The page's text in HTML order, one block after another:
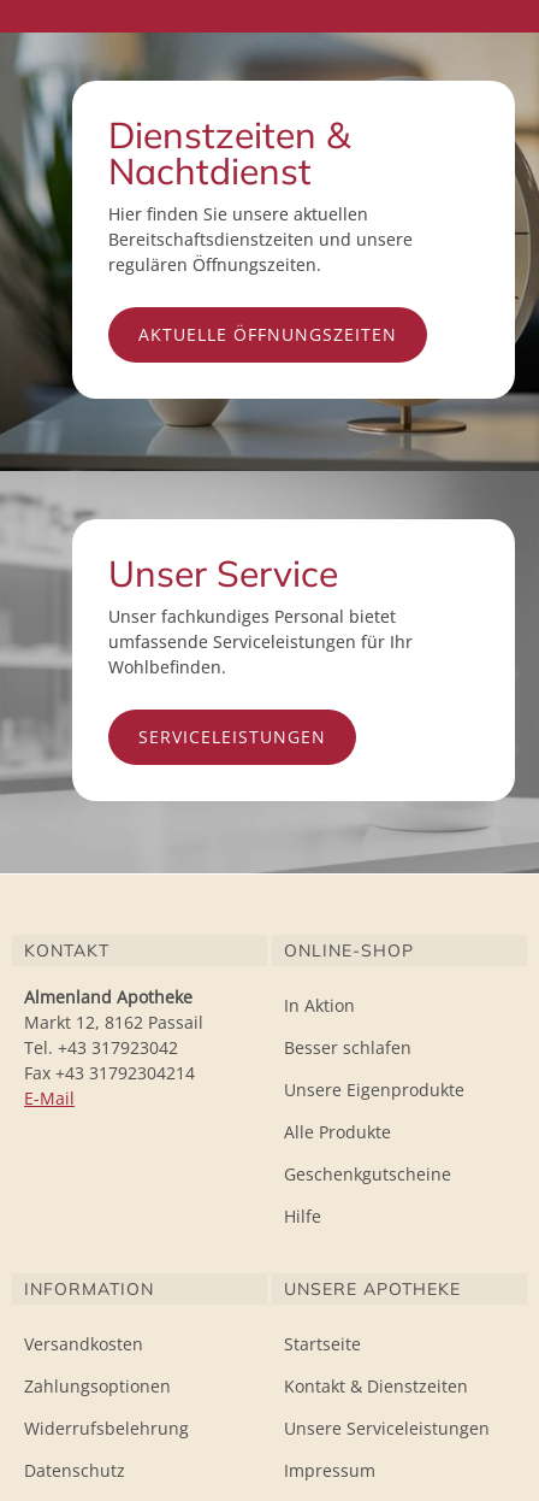
Dienstzeiten &
Nachtdienst
Hier finden Sie unsere aktuellen
Bereitschaftsdienstzeiten und unsere
regulären Öffnungszeiten.
AKTUELLE ÖFFNUNGSZEITEN
Unser Service
Unser fachkundiges Personal bietet
umfassende Serviceleistungen für Ihr
Wohlbefinden.
SERVICELEISTUNGEN
KONTAKT
Almenland Apotheke
Markt 12, 8162 Passail
Tel. +43 317923042
Fax +43 31792304214
E-Mail
ONLINE-SHOP
In Aktion
Besser schlafen
Unsere Eigenprodukte
Alle Produkte
Geschenkgutscheine
Hilfe
INFORMATION
Versandkosten
Zahlungsoptionen
Widerrufsbelehrung
Datenschutz
UNSERE APOTHEKE
Startseite
Kontakt & Dienstzeiten
Unsere Serviceleistungen
Impressum